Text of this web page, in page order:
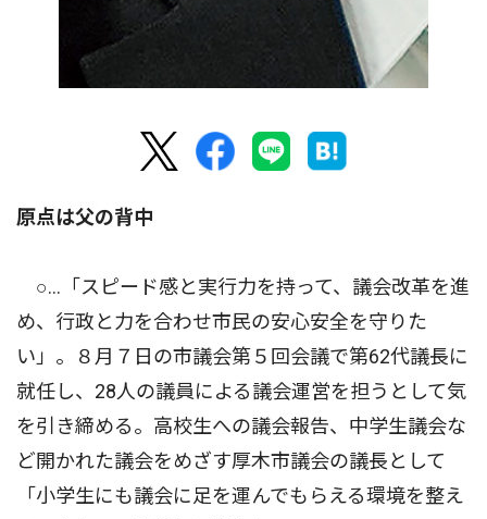
原点は父の背中
○…「スピード感と実行力を持って、議会改革を進
め、行政と力を合わせ市民の安心安全を守りた
い」。８月７日の市議会第５回会議で第62代議長に
就任し、28人の議員による議会運営を担うとして気
を引き締める。高校生への議会報告、中学生議会な
ど開かれた議会をめざす厚木市議会の議長として
「小学生にも議会に足を運んでもらえる環境を整え